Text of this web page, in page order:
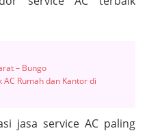
– Bungo
Rumah dan Kantor di
jasa service AC paling